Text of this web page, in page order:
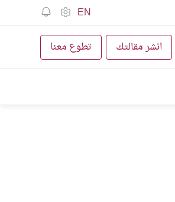
EN
انشر مقالتك تطوع معنا